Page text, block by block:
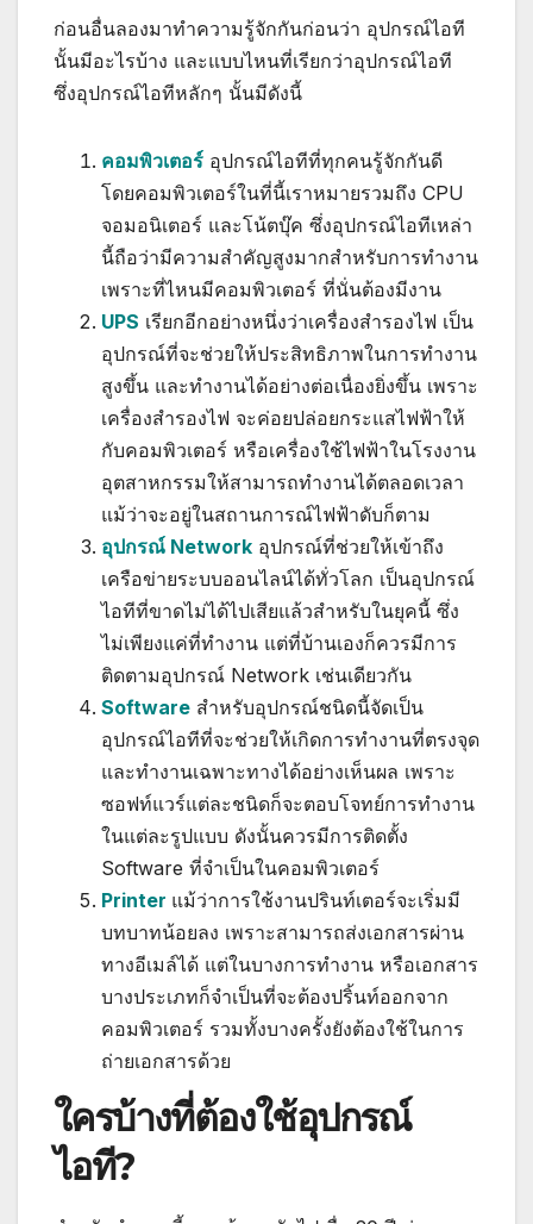
ก่อนอื่นลองมาทำความรู้จักกันก่อนว่า อุปกรณ์ไอที
นั้นมีอะไรบ้าง และแบบไหนที่เรียกว่าอุปกรณ์ไอที
ซึ่งอุปกรณ์ไอทีหลักๆ นั้นมีดังนี้
คอมพิวเตอร์ อุปกรณ์ไอทีที่ทุกคนรู้จักกันดี
โดยคอมพิวเตอร์ในที่นี้เราหมายรวมถึง CPU
จอมอนิเตอร์ และโน้ตบุ๊ค ซึ่งอุปกรณ์ไอทีเหล่า
นี้ถือว่ามีความสำคัญสูงมากสำหรับการทำงาน
เพราะที่ไหนมีคอมพิวเตอร์ ที่นั่นต้องมีงาน
UPS เรียกอีกอย่างหนึ่งว่าเครื่องสำรองไฟ เป็น
อุปกรณ์ที่จะช่วยให้ประสิทธิภาพในการทำงาน
สูงขึ้น และทำงานได้อย่างต่อเนื่องยิ่งขึ้น เพราะ
เครื่องสำรองไฟ จะค่อยปล่อยกระแสไฟฟ้าให้
กับคอมพิวเตอร์ หรือเครื่องใช้ไฟฟ้าในโรงงาน
อุตสาหกรรมให้สามารถทำงานได้ตลอดเวลา
แม้ว่าจะอยู่ในสถานการณ์ไฟฟ้าดับก็ตาม
อุปกรณ์ Network อุปกรณ์ที่ช่วยให้เข้าถึง
เครือข่ายระบบออนไลน์ได้ทั่วโลก เป็นอุปกรณ์
ไอทีที่ขาดไม่ได้ไปเสียแล้วสำหรับในยุคนี้ ซึ่ง
ไม่เพียงแค่ที่ทำงาน แต่ที่บ้านเองก็ควรมีการ
ติดตามอุปกรณ์ Network เช่นเดียวกัน
Software สำหรับอุปกรณ์ชนิดนี้จัดเป็น
อุปกรณ์ไอทีที่จะช่วยให้เกิดการทำงานที่ตรงจุด
และทำงานเฉพาะทางได้อย่างเห็นผล เพราะ
ซอฟท์แวร์แต่ละชนิดก็จะตอบโจทย์การทำงาน
ในแต่ละรูปแบบ ดังนั้นควรมีการติดตั้ง
Software ที่จำเป็นในคอมพิวเตอร์
Printer แม้ว่าการใช้งานปรินท์เตอร์จะเริ่มมี
บทบาทน้อยลง เพราะสามารถส่งเอกสารผ่าน
ทางอีเมล์ได้ แต่ในบางการทำงาน หรือเอกสาร
บางประเภทก็จำเป็นที่จะต้องปริ้นท์ออกจาก
คอมพิวเตอร์ รวมทั้งบางครั้งยังต้องใช้ในการ
ถ่ายเอกสารด้วย
ใครบ้างที่ต้องใช้อุปกรณ์
ไอที?